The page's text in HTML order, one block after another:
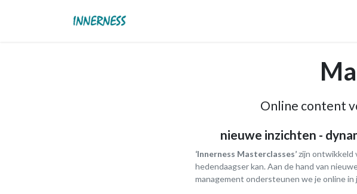
Online content
nieuwe inzichten -
‘Innerness Masterclasses’zijn ontwikkeld
hedendaagser kan. Aan de hand van
management ondersteunen we je online